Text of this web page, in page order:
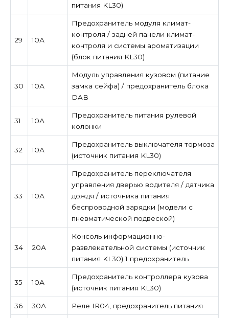
питания KL30)
29 10А
Предохранитель модуля климат-
контроля / задней панели климат-
контроля и системы ароматизации
(блок питания KL30)
30 10А
Модуль управления кузовом (питание
замка сейфа) / предохранитель блока
DAB
31 10А
Предохранитель питания рулевой
колонки
32 10А
Предохранитель выключателя тормоза
(источник питания KL30)
33 10А
Предохранитель переключателя
управления дверью водителя / датчика
дождя / источника питания
беспроводной зарядки (модели с
пневматической подвеской)
34 20А
Консоль информационно-
развлекательной системы (источник
питания KL30) 1 предохранитель
35 10А
Предохранитель контроллера кузова
(источник питания KL30)
36 30А Реле IR04, предохранитель питания